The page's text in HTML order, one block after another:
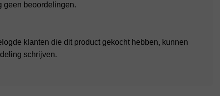
geen beoordelingen.
klanten die dit product gekocht hebben, kunnen
schrijven.